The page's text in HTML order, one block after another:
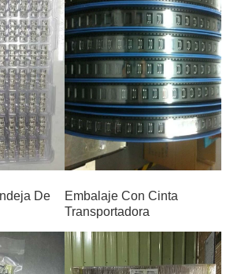
De
Embalaje Con Cinta
Transportadora